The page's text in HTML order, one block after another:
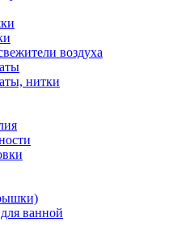
воздуха
нитки
ванной